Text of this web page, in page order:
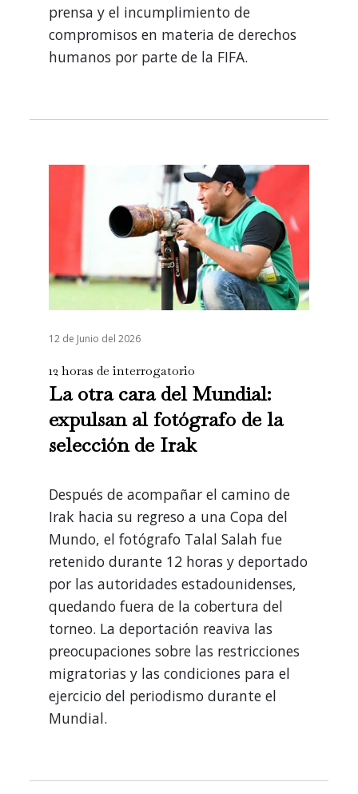
prensa y el incumplimiento de
compromisos en materia de derechos
humanos por parte de la FIFA.
12 de Junio del 2026
12 horas de interrogatorio
La otra cara del Mundial:
expulsan al fotógrafo de la
selección de Irak
Después de acompañar el camino de
Irak hacia su regreso a una Copa del
Mundo, el fotógrafo Talal Salah fue
retenido durante 12 horas y deportado
por las autoridades estadounidenses,
quedando fuera de la cobertura del
torneo. La deportación reaviva las
preocupaciones sobre las restricciones
migratorias y las condiciones para el
ejercicio del periodismo durante el
Mundial.